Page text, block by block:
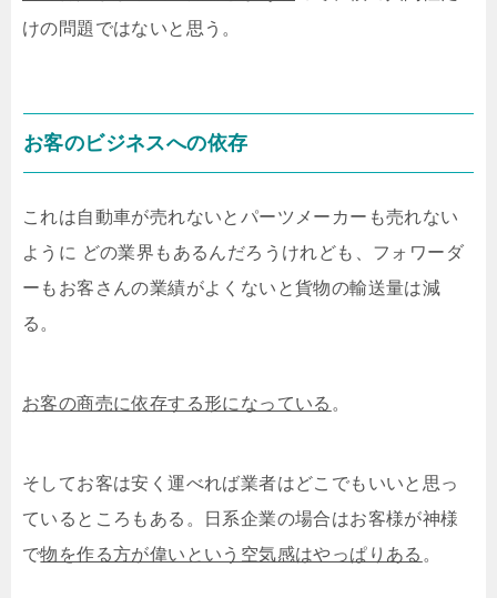
けの問題ではないと思う。
お客のビジネスへの依存
これは自動車が売れないとパーツメーカーも売れない
ように どの業界もあるんだろうけれども、フォワーダ
ーもお客さんの業績がよくないと貨物の輸送量は減
る。
お客の商売に依存する形になっている 。
そしてお客は安く運べれば業者はどこでもいいと思っ
ているところもある。日系企業の場合はお客様が神様
で物を作る方が偉いという空気感はやっぱりある 。